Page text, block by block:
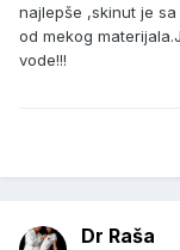
najlepše ,skinut je
od mekog
vode!!!
Dr Raša